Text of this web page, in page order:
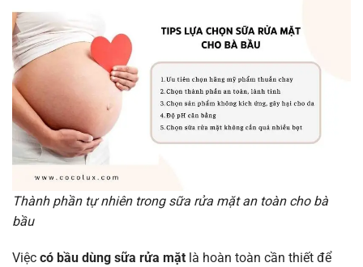
Thành phần tự nhiên trong sữa rửa mặt an toàn cho bà
bầu
Việc có bầu dùng sữa rửa mặt là hoàn toàn cần thiết để